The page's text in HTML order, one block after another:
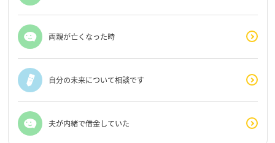
両親が亡くなった時
自分の未来について相談です
夫が内緒で借金していた